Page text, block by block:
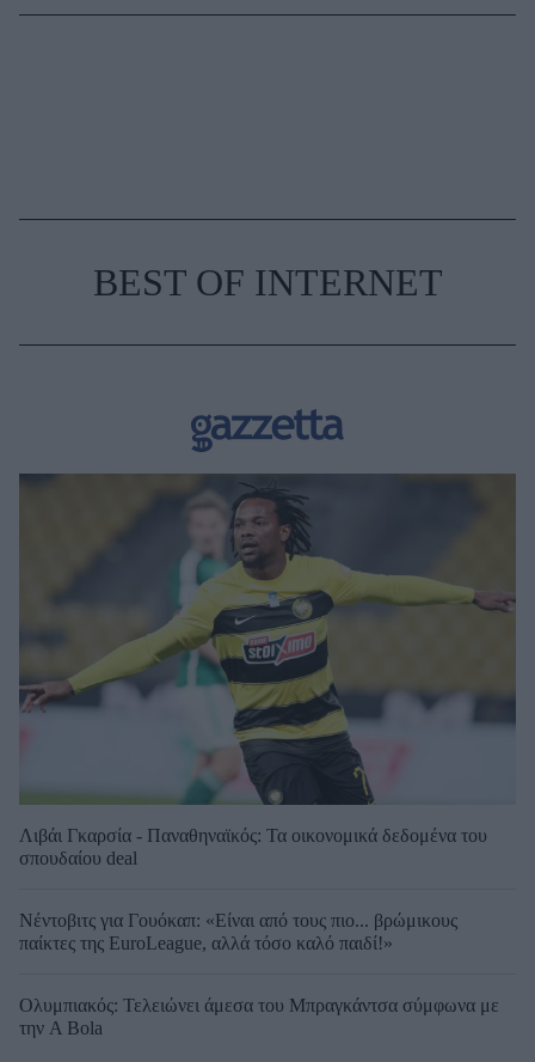
BEST OF INTERNET
Λιβάι Γκαρσία - Παναθηναϊκός: Τα οικονομικά δεδομένα του
σπουδαίου deal
Νέντοβιτς για Γουόκαπ: «Είναι από τους πιο... βρώμικους
παίκτες της EuroLeague, αλλά τόσο καλό παιδί!»
Ολυμπιακός: Τελειώνει άμεσα του Μπραγκάντσα σύμφωνα με
την A Bola